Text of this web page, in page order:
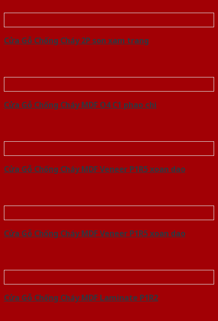
Cửa Gỗ Chống Cháy 2P son xam trang
Cửa Gỗ Chống Cháy MDF O4 C1 phao chi
Cửa Gỗ Chống Cháy MDF Veneer P1R5 xoan dao
Cửa Gỗ Chống Cháy MDF Veneer P1R5 xoan dao
Cửa Gỗ Chống Cháy MDF Laminate P1R2